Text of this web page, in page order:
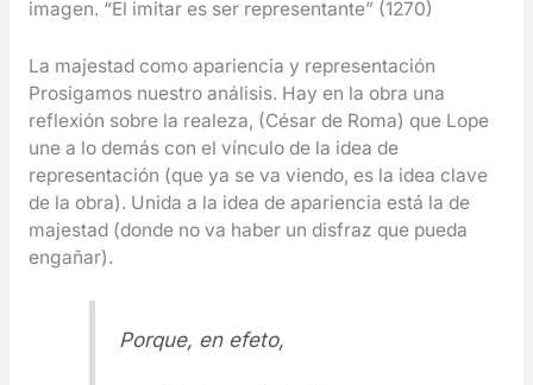
imagen. “El imitar es ser representante” (1270)
La majestad como apariencia y representación
Prosigamos nuestro análisis. Hay en la obra una
reflexión sobre la realeza, (César de Roma) que Lope
une a lo demás con el vínculo de la idea de
representación (que ya se va viendo, es la idea clave
de la obra). Unida a la idea de apariencia está la de
majestad (donde no va haber un disfraz que pueda
engañar).
Porque, en efeto,